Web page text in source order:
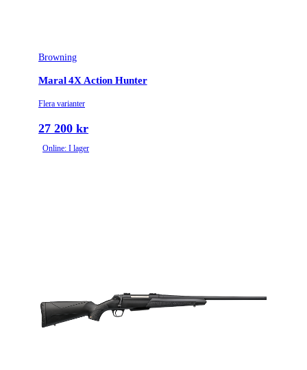
Browning
Maral 4X Action Hunter
Flera varianter
27 200 kr
Online: I lager